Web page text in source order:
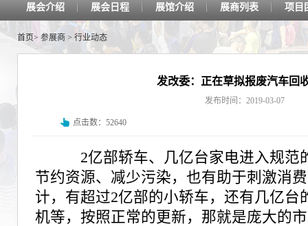
展会介绍 展会日程 展馆介绍 展商列表 项目
首页> 参展商 > 行业动态
发改委：正在草拟报废汽车回
发布时间：2019-03-07
点击数：52640
2亿部轿车、几亿台家电进入规范
节约资源、减少污染，也有助于刺激消
计，有超过2亿部的小轿车，还有几亿台
机等，按照正常的更新，那就是庞大的